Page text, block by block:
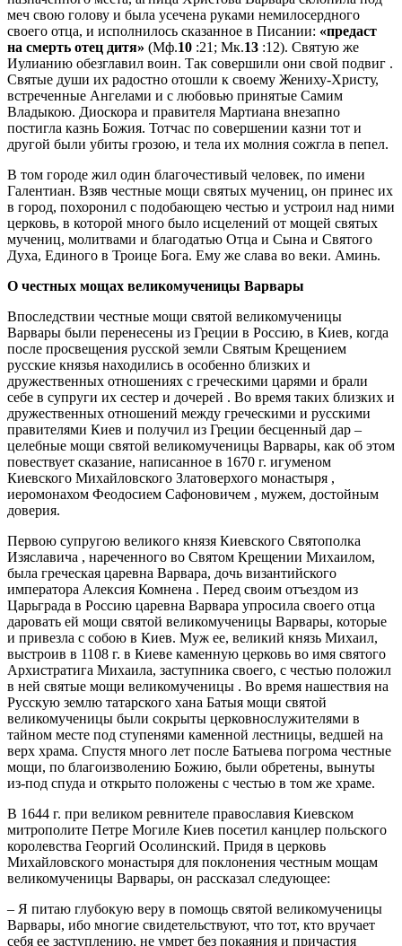
меч свою голову и была усечена руками немилосердного
своего отца, и исполнилось сказанное в Писании: «предаст
на смерть отец дитя» (Мф.10 :21; Мк.13 :12). Святую же
Иулианию обезглавил воин. Так совершили они свой подвиг .
Святые души их радостно отошли к своему Жениху-Христу,
встреченные Ангелами и с любовью принятые Самим
Владыкою. Диоскора и правителя Мартиана внезапно
постигла казнь Божия. Тотчас по совершении казни тот и
другой были убиты грозою, и тела их молния сожгла в пепел.
В том городе жил один благочестивый человек, по имени
Галентиан. Взяв честные мощи святых мучениц, он принес их
в город, похоронил с подобающею честью и устроил над ними
церковь, в которой много было исцелений от мощей святых
мучениц, молитвами и благодатью Отца и Сына и Святого
Духа, Единого в Троице Бога. Ему же слава во веки. Аминь.
О честных мощах великомученицы Варвары
Впоследствии честные мощи святой великомученицы
Варвары были перенесены из Греции в Россию, в Киев, когда
после просвещения русской земли Святым Крещением
русские князья находились в особенно близких и
дружественных отношениях с греческими царями и брали
себе в супруги их сестер и дочерей . Во время таких близких и
дружественных отношений между греческими и русскими
правителями Киев и получил из Греции бесценный дар –
целебные мощи святой великомученицы Варвары, как об этом
повествует сказание, написанное в 1670 г. игуменом
Киевского Михайловского Златоверхого монастыря ,
иеромонахом Феодосием Сафоновичем , мужем, достойным
доверия.
Первою супругою великого князя Киевского Святополка
Изяславича , нареченного во Святом Крещении Михаилом,
была греческая царевна Варвара, дочь византийского
императора Алексия Комнена . Перед своим отъездом из
Царьграда в Россию царевна Варвара упросила своего отца
даровать ей мощи святой великомученицы Варвары, которые
и привезла с собою в Киев. Муж ее, великий князь Михаил,
выстроив в 1108 г. в Киеве каменную церковь во имя святого
Архистратига Михаила, заступника своего, с честью положил
в ней святые мощи великомученицы . Во время нашествия на
Русскую землю татарского хана Батыя мощи святой
великомученицы были сокрыты церковнослужителями в
тайном месте под ступенями каменной лестницы, ведшей на
верх храма. Спустя много лет после Батыева погрома честные
мощи, по благоизволению Божию, были обретены, вынуты
из-под спуда и открыто положены с честью в том же храме.
В 1644 г. при великом ревнителе православия Киевском
митрополите Петре Могиле Киев посетил канцлер польского
королевства Георгий Осолинский. Придя в церковь
Михайловского монастыря для поклонения честным мощам
великомученицы Варвары, он рассказал следующее:
– Я питаю глубокую веру в помощь святой великомученицы
Варвары, ибо многие свидетельствуют, что тот, кто вручает
себя ее заступлению, не умрет без покаяния и причастия